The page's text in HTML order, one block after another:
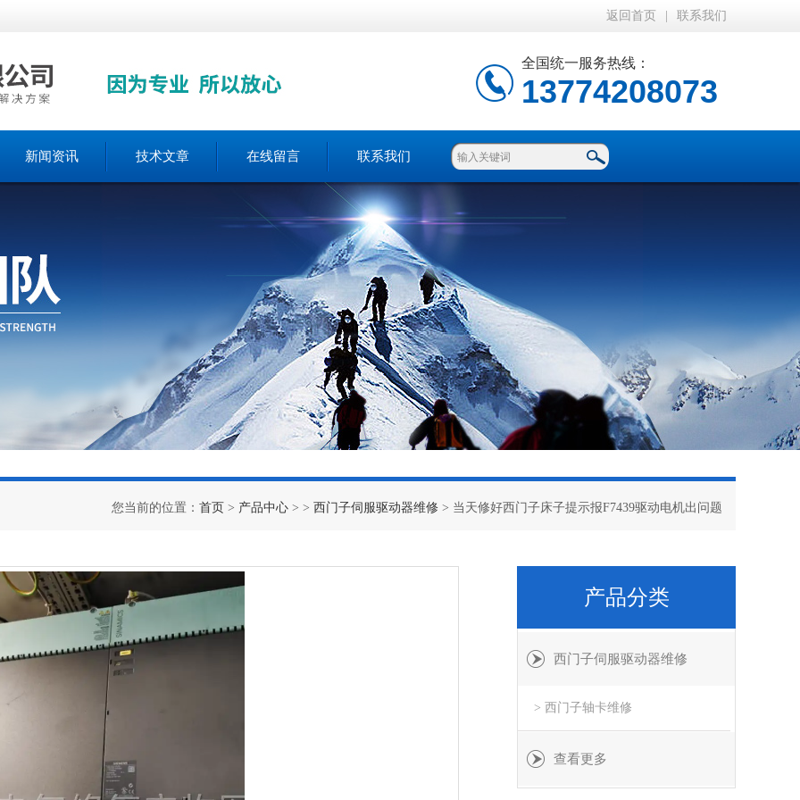
返回首页 联系我们
全国统一服务热线：
13774208073
新闻资讯 技术文章 在线留言 联系我们
您当前的位置： 首页 > 产品中心 > > 西门子伺服驱动器维修 > 当天修好西门子床子提示报F7439驱动电机出问题
产品分类
西门子伺服驱动器维修
> 西门子轴卡维修
查看更多